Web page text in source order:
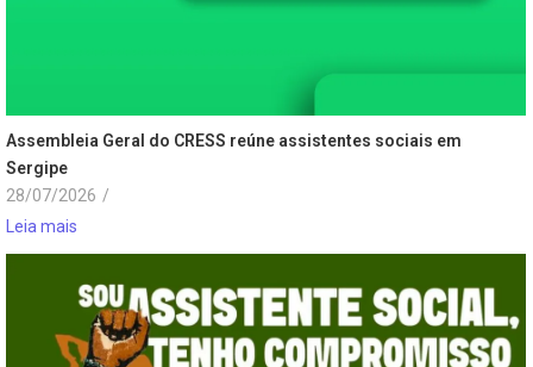
Assembleia Geral do CRESS reúne assistentes sociais em
Sergipe
28/07/2026 /
Leia mais